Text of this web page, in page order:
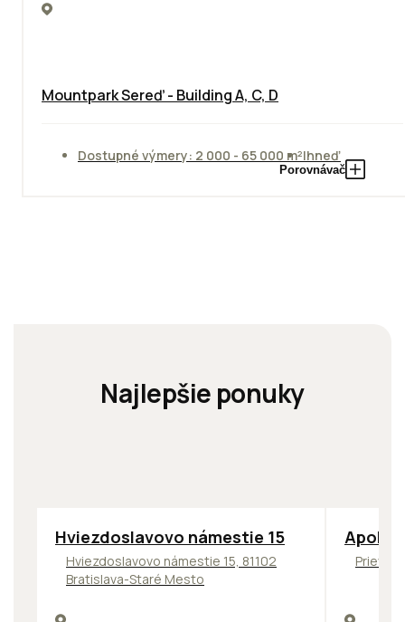
Mountpark Sereď - Building A, C, D
Dostupné výmery: 2 000 - 65 000 m²Ihneď
Porovnávač
Najlepšie ponuky
ODPORÚČAME
Hviezdoslavovo námestie 15
Hviezdoslavovo námestie 15, 81102
Bratislava-Staré Mesto
TOP
Apollo